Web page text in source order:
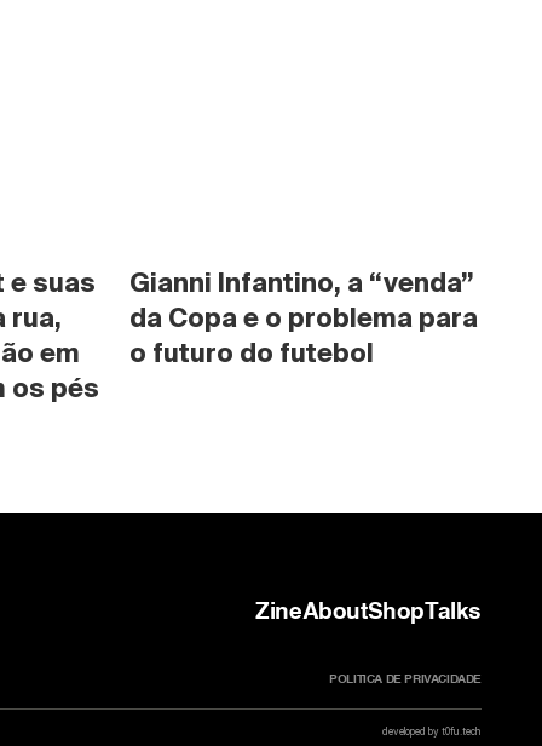
e suas
rua,
em
os pés
Gianni Infantino, a “venda”
da Copa e o problema para
o futuro do futebol
ZineAboutShopTalks
POLITICA DE PRIVACIDADE
developed by t0fu.tech